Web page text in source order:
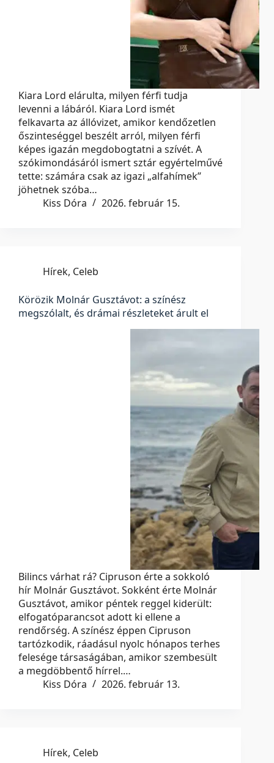
Kiara Lord elárulta, milyen férfi tudja
levenni a lábáról. Kiara Lord ismét
felkavarta az állóvizet, amikor kendőzetlen
őszinteséggel beszélt arról, milyen férfi
képes igazán megdobogtatni a szívét. A
szókimondásáról ismert sztár egyértelművé
tette: számára csak az igazi „alfahímek”
jöhetnek szóba…
Kiss Dóra
2026. február 15.
Hírek, Celeb
Körözik Molnár Gusztávot: a színész
megszólalt, és drámai részleteket árult el
Bilincs várhat rá? Cipruson érte a sokkoló
hír Molnár Gusztávot. Sokként érte Molnár
Gusztávot, amikor péntek reggel kiderült:
elfogatóparancsot adott ki ellene a
rendőrség. A színész éppen Cipruson
tartózkodik, ráadásul nyolc hónapos terhes
felesége társaságában, amikor szembesült
a megdöbbentő hírrel.…
Kiss Dóra
2026. február 13.
Hírek, Celeb